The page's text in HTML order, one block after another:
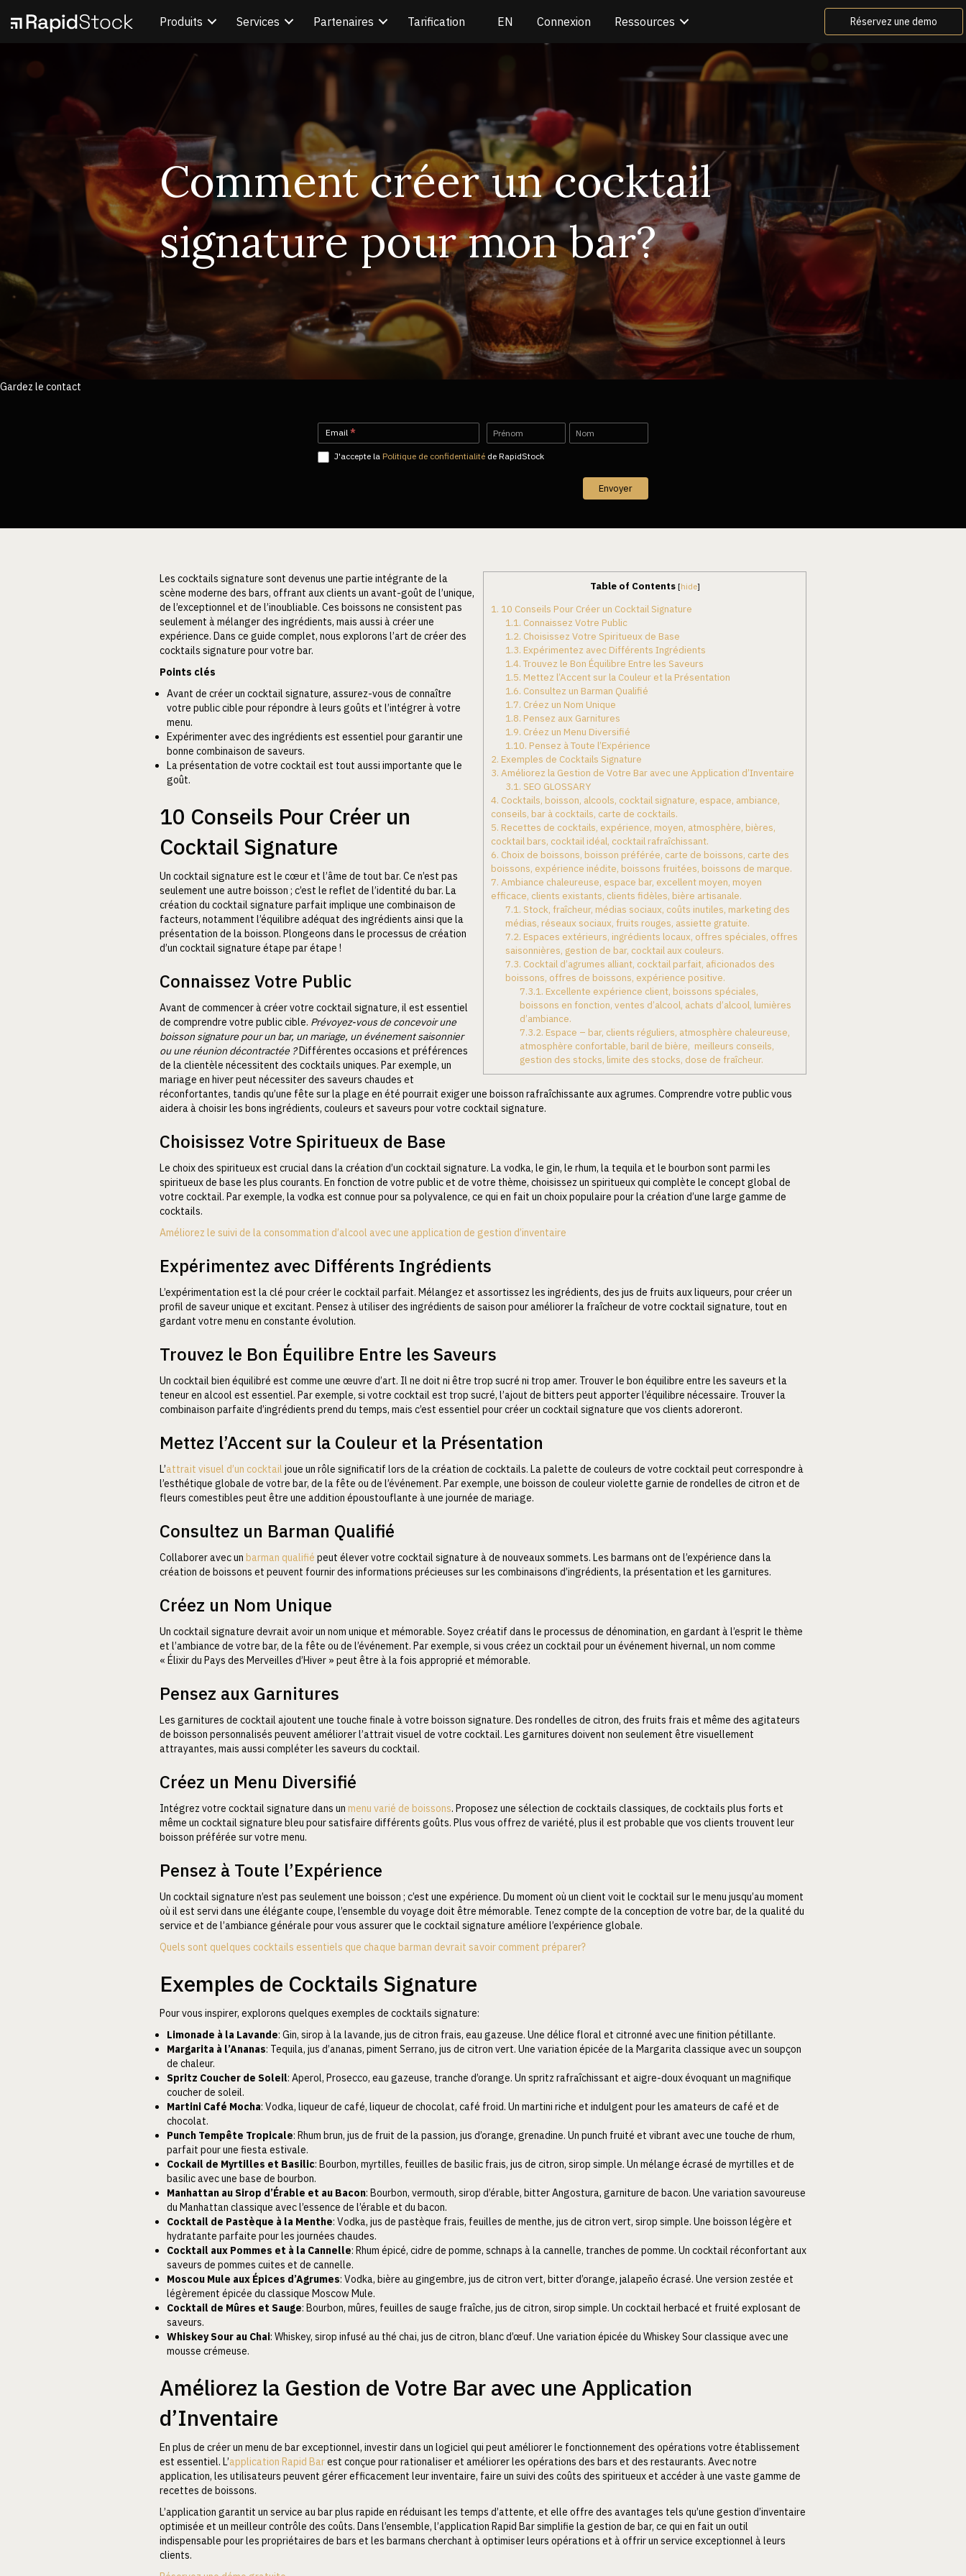
Produits Services Partenaires Tarification Connexion Ressources Réservez une demo
Comment créer un cocktail
signature pour mon bar?
Gardez le contact
Newsletter-
FR
Email * Name Name
J'accepte la Politique de confidentialité de RapidStock
Envoyer
Table of Contents [hide]
1. 10 Conseils Pour Créer un Cocktail Signature
1.1. Connaissez Votre Public
1.2. Choisissez Votre Spiritueux de Base
1.3. Expérimentez avec Différents Ingrédients
1.4. Trouvez le Bon Équilibre Entre les Saveurs
1.5. Mettez l’Accent sur la Couleur et la Présentation
1.6. Consultez un Barman Qualifié
1.7. Créez un Nom Unique
1.8. Pensez aux Garnitures
1.9. Créez un Menu Diversifié
1.10. Pensez à Toute l’Expérience
2. Exemples de Cocktails Signature
3. Améliorez la Gestion de Votre Bar avec une Application d’Inventaire
3.1. SEO GLOSSARY
4. Cocktails, boisson, alcools, cocktail signature, espace, ambiance,
conseils, bar à cocktails, carte de cocktails.
5. Recettes de cocktails, expérience, moyen, atmosphère, bières,
cocktail bars, cocktail idéal, cocktail rafraîchissant.
6. Choix de boissons, boisson préférée, carte de boissons, carte des
boissons, expérience inédite, boissons fruitées, boissons de marque.
7. Ambiance chaleureuse, espace bar, excellent moyen, moyen
efficace, clients existants, clients fidèles, bière artisanale.
7.1. Stock, fraîcheur, médias sociaux, coûts inutiles, marketing des
médias, réseaux sociaux, fruits rouges, assiette gratuite.
7.2. Espaces extérieurs, ingrédients locaux, offres spéciales, offres
saisonnières, gestion de bar, cocktail aux couleurs.
7.3. Cocktail d’agrumes alliant, cocktail parfait, aficionados des
boissons, offres de boissons, expérience positive.
7.3.1. Excellente expérience client, boissons spéciales,
boissons en fonction, ventes d’alcool, achats d’alcool, lumières
d’ambiance.
7.3.2. Espace – bar, clients réguliers, atmosphère chaleureuse,
atmosphère confortable, baril de bière, meilleurs conseils,
gestion des stocks, limite des stocks, dose de fraîcheur.
Les cocktails signature sont devenus une partie intégrante de la
scène moderne des bars, offrant aux clients un avant-goût de l’unique,
de l’exceptionnel et de l’inoubliable. Ces boissons ne consistent pas
seulement à mélanger des ingrédients, mais aussi à créer une
expérience. Dans ce guide complet, nous explorons l’art de créer des
cocktails signature pour votre bar.
Points clés
Avant de créer un cocktail signature, assurez-vous de connaître
votre public cible pour répondre à leurs goûts et l’intégrer à votre
menu.
Expérimenter avec des ingrédients est essentiel pour garantir une
bonne combinaison de saveurs.
La présentation de votre cocktail est tout aussi importante que le
goût.
10 Conseils Pour Créer un
Cocktail Signature
Un cocktail signature est le cœur et l’âme de tout bar. Ce n’est pas
seulement une autre boisson ; c’est le reflet de l’identité du bar. La
création du cocktail signature parfait implique une combinaison de
facteurs, notamment l’équilibre adéquat des ingrédients ainsi que la
présentation de la boisson. Plongeons dans le processus de création
d’un cocktail signature étape par étape !
Connaissez Votre Public
Avant de commencer à créer votre cocktail signature, il est essentiel
de comprendre votre public cible. Prévoyez-vous de concevoir une
boisson signature pour un bar, un mariage, un événement saisonnier
ou une réunion décontractée ?Différentes occasions et préférences
de la clientèle nécessitent des cocktails uniques. Par exemple, un
mariage en hiver peut nécessiter des saveurs chaudes et
réconfortantes, tandis qu’une fête sur la plage en été pourrait exiger une boisson rafraîchissante aux agrumes. Comprendre votre public vous
aidera à choisir les bons ingrédients, couleurs et saveurs pour votre cocktail signature.
Choisissez Votre Spiritueux de Base
Le choix des spiritueux est crucial dans la création d’un cocktail signature. La vodka, le gin, le rhum, la tequila et le bourbon sont parmi les
spiritueux de base les plus courants. En fonction de votre public et de votre thème, choisissez un spiritueux qui complète le concept global de
votre cocktail. Par exemple, la vodka est connue pour sa polyvalence, ce qui en fait un choix populaire pour la création d’une large gamme de
cocktails.
Améliorez le suivi de la consommation d’alcool avec une application de gestion d’inventaire
Expérimentez avec Différents Ingrédients
L’expérimentation est la clé pour créer le cocktail parfait. Mélangez et assortissez les ingrédients, des jus de fruits aux liqueurs, pour créer un
profil de saveur unique et excitant. Pensez à utiliser des ingrédients de saison pour améliorer la fraîcheur de votre cocktail signature, tout en
gardant votre menu en constante évolution.
Trouvez le Bon Équilibre Entre les Saveurs
Un cocktail bien équilibré est comme une œuvre d’art. Il ne doit ni être trop sucré ni trop amer. Trouver le bon équilibre entre les saveurs et la
teneur en alcool est essentiel. Par exemple, si votre cocktail est trop sucré, l’ajout de bitters peut apporter l’équilibre nécessaire. Trouver la
combinaison parfaite d’ingrédients prend du temps, mais c’est essentiel pour créer un cocktail signature que vos clients adoreront.
Mettez l’Accent sur la Couleur et la Présentation
L’attrait visuel d’un cocktail joue un rôle significatif lors de la création de cocktails. La palette de couleurs de votre cocktail peut correspondre à
l’esthétique globale de votre bar, de la fête ou de l’événement. Par exemple, une boisson de couleur violette garnie de rondelles de citron et de
fleurs comestibles peut être une addition époustouflante à une journée de mariage.
Consultez un Barman Qualifié
Collaborer avec un barman qualifié peut élever votre cocktail signature à de nouveaux sommets. Les barmans ont de l’expérience dans la
création de boissons et peuvent fournir des informations précieuses sur les combinaisons d’ingrédients, la présentation et les garnitures.
Créez un Nom Unique
Un cocktail signature devrait avoir un nom unique et mémorable. Soyez créatif dans le processus de dénomination, en gardant à l’esprit le thème
et l’ambiance de votre bar, de la fête ou de l’événement. Par exemple, si vous créez un cocktail pour un événement hivernal, un nom comme
« Élixir du Pays des Merveilles d’Hiver » peut être à la fois approprié et mémorable.
Pensez aux Garnitures
Les garnitures de cocktail ajoutent une touche finale à votre boisson signature. Des rondelles de citron, des fruits frais et même des agitateurs
de boisson personnalisés peuvent améliorer l’attrait visuel de votre cocktail. Les garnitures doivent non seulement être visuellement
attrayantes, mais aussi compléter les saveurs du cocktail.
Créez un Menu Diversifié
Intégrez votre cocktail signature dans un menu varié de boissons. Proposez une sélection de cocktails classiques, de cocktails plus forts et
même un cocktail signature bleu pour satisfaire différents goûts. Plus vous offrez de variété, plus il est probable que vos clients trouvent leur
boisson préférée sur votre menu.
Pensez à Toute l’Expérience
Un cocktail signature n’est pas seulement une boisson ; c’est une expérience. Du moment où un client voit le cocktail sur le menu jusqu’au moment
où il est servi dans une élégante coupe, l’ensemble du voyage doit être mémorable. Tenez compte de la conception de votre bar, de la qualité du
service et de l’ambiance générale pour vous assurer que le cocktail signature améliore l’expérience globale.
Quels sont quelques cocktails essentiels que chaque barman devrait savoir comment préparer?
Exemples de Cocktails Signature
Pour vous inspirer, explorons quelques exemples de cocktails signature:
Limonade à la Lavande: Gin, sirop à la lavande, jus de citron frais, eau gazeuse. Une délice floral et citronné avec une finition pétillante.
Margarita à l’Ananas: Tequila, jus d’ananas, piment Serrano, jus de citron vert. Une variation épicée de la Margarita classique avec un soupçon
de chaleur.
Spritz Coucher de Soleil: Aperol, Prosecco, eau gazeuse, tranche d’orange. Un spritz rafraîchissant et aigre-doux évoquant un magnifique
coucher de soleil.
Martini Café Mocha: Vodka, liqueur de café, liqueur de chocolat, café froid. Un martini riche et indulgent pour les amateurs de café et de
chocolat.
Punch Tempête Tropicale: Rhum brun, jus de fruit de la passion, jus d’orange, grenadine. Un punch fruité et vibrant avec une touche de rhum,
parfait pour une fiesta estivale.
Cockail de Myrtilles et Basilic: Bourbon, myrtilles, feuilles de basilic frais, jus de citron, sirop simple. Un mélange écrasé de myrtilles et de
basilic avec une base de bourbon.
Manhattan au Sirop d’Érable et au Bacon: Bourbon, vermouth, sirop d’érable, bitter Angostura, garniture de bacon. Une variation savoureuse
du Manhattan classique avec l’essence de l’érable et du bacon.
Cocktail de Pastèque à la Menthe: Vodka, jus de pastèque frais, feuilles de menthe, jus de citron vert, sirop simple. Une boisson légère et
hydratante parfaite pour les journées chaudes.
Cocktail aux Pommes et à la Cannelle: Rhum épicé, cidre de pomme, schnaps à la cannelle, tranches de pomme. Un cocktail réconfortant aux
saveurs de pommes cuites et de cannelle.
Moscou Mule aux Épices d’Agrumes: Vodka, bière au gingembre, jus de citron vert, bitter d’orange, jalapeño écrasé. Une version zestée et
légèrement épicée du classique Moscow Mule.
Cocktail de Mûres et Sauge: Bourbon, mûres, feuilles de sauge fraîche, jus de citron, sirop simple. Un cocktail herbacé et fruité explosant de
saveurs.
Whiskey Sour au Chai: Whiskey, sirop infusé au thé chai, jus de citron, blanc d’œuf. Une variation épicée du Whiskey Sour classique avec une
mousse crémeuse.
Améliorez la Gestion de Votre Bar avec une Application
d’Inventaire
En plus de créer un menu de bar exceptionnel, investir dans un logiciel qui peut améliorer le fonctionnement des opérations votre établissement
est essentiel. L’application Rapid Barest conçue pour rationaliser et améliorer les opérations des bars et des restaurants. Avec notre
application, les utilisateurs peuvent gérer efficacement leur inventaire, faire un suivi des coûts des spiritueux et accéder à une vaste gamme de
recettes de boissons.
L’application garantit un service au bar plus rapide en réduisant les temps d’attente, et elle offre des avantages tels qu’une gestion d’inventaire
optimisée et un meilleur contrôle des coûts. Dans l’ensemble, l’application Rapid Bar simplifie la gestion de bar, ce qui en fait un outil
indispensable pour les propriétaires de bars et les barmans cherchant à optimiser leurs opérations et à offrir un service exceptionnel à leurs
clients.